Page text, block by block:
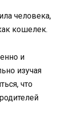
человека,
кошелек.
и
изучая
что